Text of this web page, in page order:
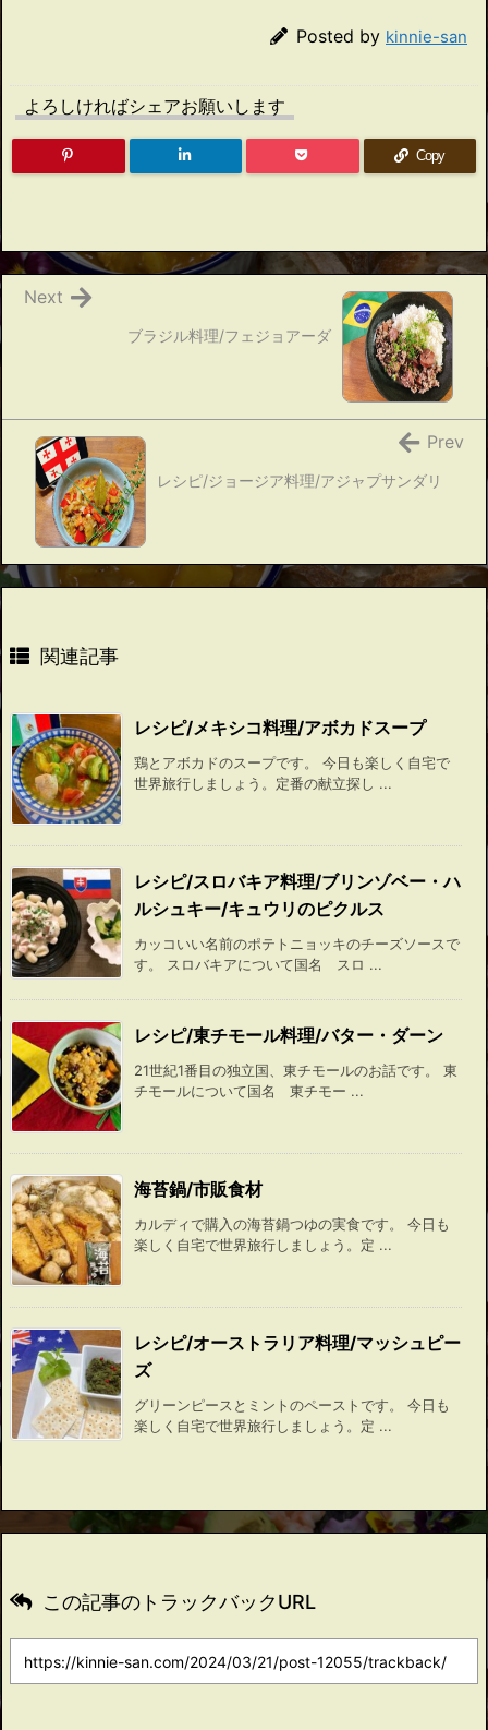
Posted by kinnie-san
よろしければシェアお願いします
Copy
ブラジル料理/フェジョアーダ
Next
レシピ/ジョージア料理/アジャプサンダリ
Prev
関連記事
レシピ/メキシコ料理/アボカドスープ
鶏とアボカドのスープです。 今日も楽しく自宅で
世界旅行しましょう。定番の献立探し ...
レシピ/スロバキア料理/ブリンゾベー・ハ
ルシュキー/キュウリのピクルス
カッコいい名前のポテトニョッキのチーズソースで
す。 スロバキアについて国名 スロ ...
レシピ/東チモール料理/バター・ダーン
21世紀1番目の独立国、東チモールのお話です。 東
チモールについて国名 東チモー ...
海苔鍋/市販食材
カルディで購入の海苔鍋つゆの実食です。 今日も
楽しく自宅で世界旅行しましょう。定 ...
レシピ/オーストラリア料理/マッシュピー
ズ
グリーンピースとミントのペーストです。 今日も
楽しく自宅で世界旅行しましょう。定 ...
この記事のトラックバックURL